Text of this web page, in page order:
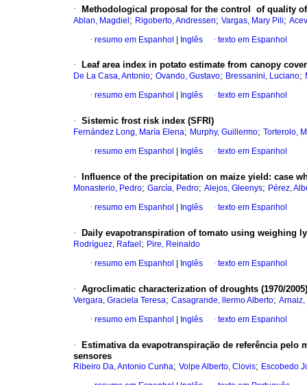
· Methodological proposal for the control of quality
Ablan, Magdiel; Rigoberto, Andressen; Vargas, Mary Pili;
· resumo em Espanhol | Inglês · texto em Espanhol
· Leaf area index in potato estimate from canopy cover
De La Casa, Antonio; Ovando, Gustavo; Bressanini, Luciano;
· resumo em Espanhol Inglês · texto em Espanhol
· Sistemic frost risk index (SFRI)
Fernández Long, María Elena; Murphy, Guillermo; Torterolo,
· resumo em Espanhol Inglês · texto em Espanhol
· Influence of the precipitation on maize yield : case
Monasterio, Pedro; García, Pedro; Alejos, Gleenys; Pérez,
· resumo em Espanhol Inglês · texto em Espanhol
· Daily evapotranspiration of tomato using weighing
Rodríguez, Rafael ; Pire, Reinaldo
· resumo em Espanhol Inglês · texto em Espanhol
· Agroclimatic characterization of droughts (1970/
Vergara, Graciela Teresa; Casagrande, llermo Alberto; Arnaiz,
· resumo em Espanhol Inglês · texto em Espanhol
·
Estimativa da evapotranspiração de referência pelo
sensores
Ribeiro Da, Antonio Cunha; Volpe Alberto, Clovis; Escobedo